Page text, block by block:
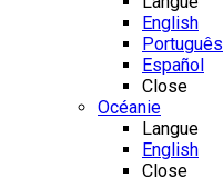
English
Português
Español
Close
Océanie
Langue
English
Close